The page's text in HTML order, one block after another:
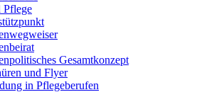
Pflege
Gesamtkonzept
und Flyer
in Pflegeberufen